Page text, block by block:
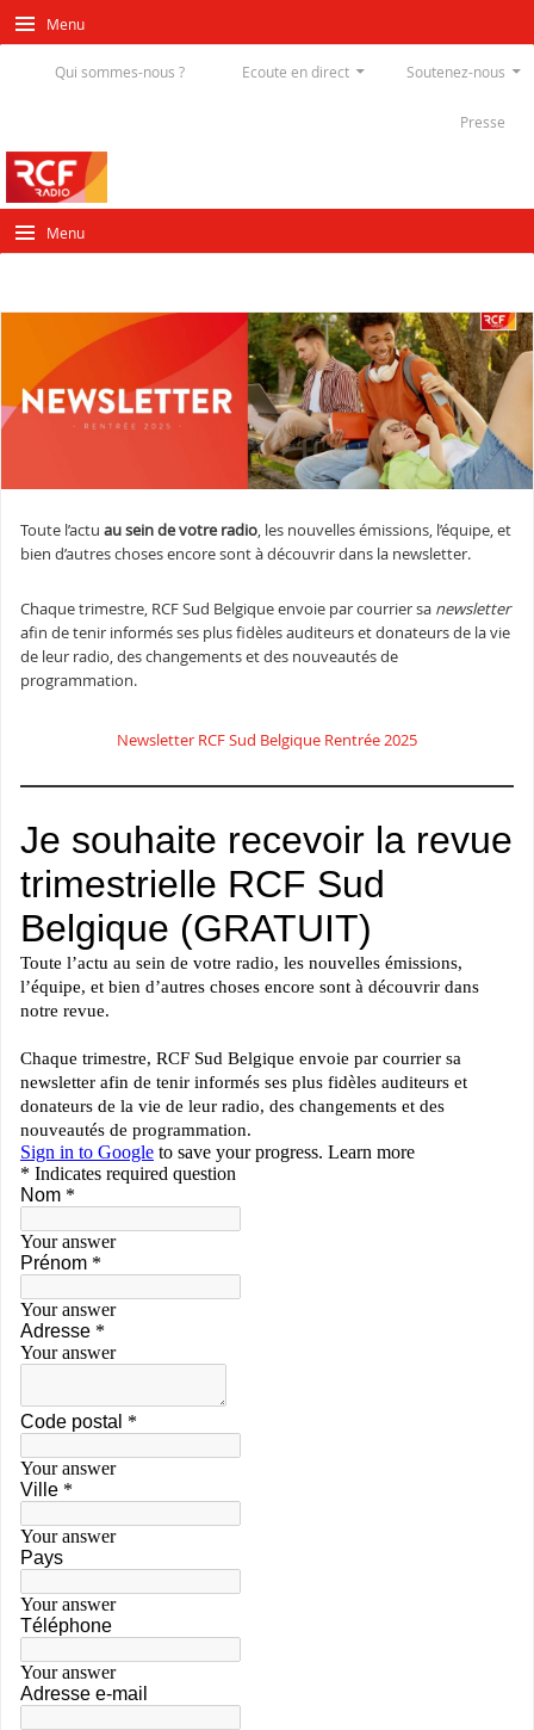
Menu
Soutenez-nous
Ecoute en direct
Qui sommes-nous ?
Presse
Menu
Toute l’actu au sein de votre radio, les nouvelles émissions, l’équipe, et
bien d’autres choses encore sont à découvrir dans la newsletter.
Chaque trimestre, RCF Sud Belgique envoie par courrier sa newsletter
afin de tenir informés ses plus fidèles auditeurs et donateurs de la vie
de leur radio, des changements et des nouveautés de
programmation.
Newsletter RCF Sud Belgique Rentrée 2025